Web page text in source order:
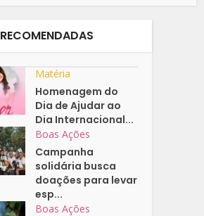
RECOMENDADAS
Matéria
Homenagem do
Dia de Ajudar ao
Dia Internacional...
Boas Ações
Campanha
solidária busca
doações para levar
esp...
Boas Ações